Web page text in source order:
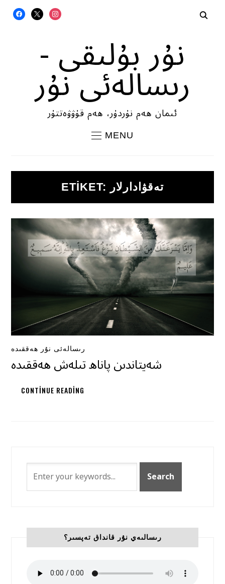
FACEBOOK
X INSTAGRAM
نۇر بۇلىقى -
رىسالەئى نۇر
ئىمان ھەم نۇردۇر، ھەم قۇۋۋەتتۇر
MENU
ETIKET: تەقۋادارلار
رىسالەئى نۇر ھەققىدە
شەيتاندىن پاناھ تىلەش ھەققىدە
CONTINUE READING
رىسالىەي نۇر قانداق تەپسىر؟